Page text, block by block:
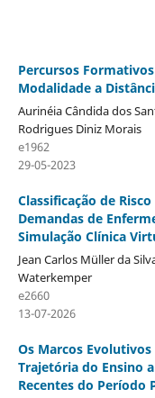
Percursos
Modalidade a
Aurinéia Cândida dos
Rodrigues Diniz Morais
e1962
29-05-2023
Classificação de
Demandas de
Simulação Clínica
Jean Carlos Müller da
Waterkemper
e2660
13-07-2026
Os Marcos
Trajetória do Ensino
Recentes do Período